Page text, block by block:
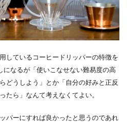
しているコーヒードリッパーの特徴を
になるが「使いこなせない難易度の高
どうしよう」とか「自分の好みと正反
たら」なんて考えなくてよい。
パーにすれば良かったと思うのであれ